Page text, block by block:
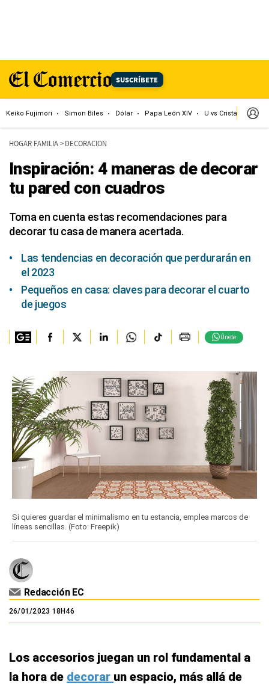
SUSCRÍBETE
Keiko Fujimori Simon Biles Dólar Papa León XIV U vs Cristal
HOGAR FAMILIA> DECORACION
Inspiración: 4 maneras de decorar
tu pared con cuadros
Toma en cuenta estas recomendaciones para
decorar tu casa de manera acertada.
Las tendencias en decoración que perdurarán en
el 2023
Pequeños en casa: claves para decorar el cuarto
de juegos
Únete
Si quieres guardar el minimalismo en tu estancia, emplea marcos de
líneas sencillas. (Foto: Freepik)
Redacción EC
26/01/2023 18H46
Los accesorios juegan un rol fundamental a
la hora de decorar un espacio, más allá de